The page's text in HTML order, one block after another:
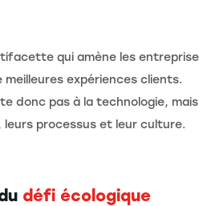
qui amène les
expériences clients.
donc pas à la technologie,
processus et leur culture.
défi écologique